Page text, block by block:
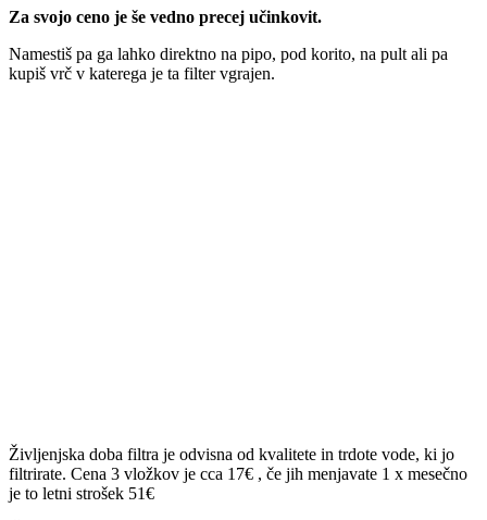
Za svojo ceno je še vedno precej učinkovit.
Namestiš pa ga lahko direktno na pipo, pod korito, na pult ali pa
kupiš vrč v katerega je ta filter vgrajen.
Življenjska doba filtra je odvisna od kvalitete in trdote vode, ki jo
filtrirate. Cena 3 vložkov je cca 17€ , če jih menjavate 1 x mesečno
je to letni strošek 51€